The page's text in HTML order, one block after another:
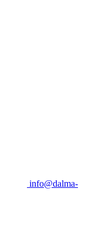
info@dalma-